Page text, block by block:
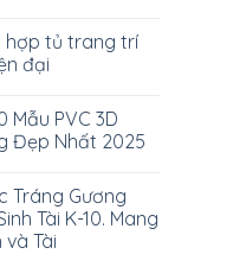
hợp tủ trang trí
đại
Mẫu PVC 3D
Đẹp Nhất 2025
Tráng Gương
Tài K-10. Mang
và Tài